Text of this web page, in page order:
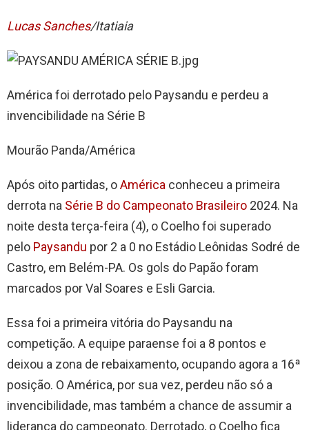
Lucas Sanches/Itatiaia
América foi derrotado pelo Paysandu e perdeu a
invencibilidade na Série B
Mourão Panda/América
Após oito partidas, oAmérica conheceu a primeira
derrota na Série B do Campeonato Brasileiro 2024. Na
noite desta terça-feira (4), o Coelho foi superado
pelo Paysandu por 2 a 0 no Estádio Leônidas Sodré de
Castro, em Belém-PA. Os gols do Papão foram
marcados por Val Soares e Esli Garcia.
Essa foi a primeira vitória do Paysandu na
competição. A equipe paraense foi a 8 pontos e
deixou a zona de rebaixamento, ocupando agora a 16ª
posição. O América, por sua vez, perdeu não só a
invencibilidade, mas também a chance de assumir a
liderança do campeonato. Derrotado, o Coelho fica